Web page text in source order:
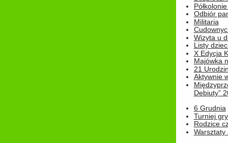
Odbiór
Militaria
Wizyta u
Listy
X Edycja
Majówka
21
Aktywnie
Debiuty”
6 Grudnia
Turniej
Rodzice
Warsztaty